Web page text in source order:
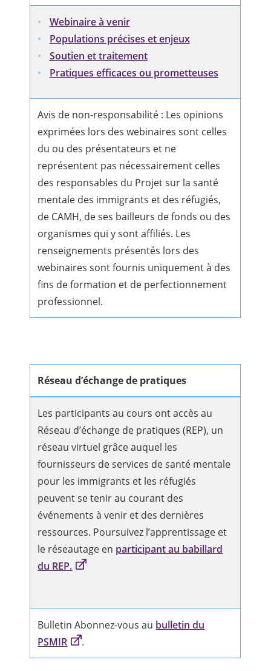
Webinaire à venir
Populations précises et enjeux
Soutien et traitement
Pratiques efficaces ou prometteuses
Avis de non-responsabilité : Les opinions
exprimées lors des webinaires sont celles
du ou des présentateurs et ne
représentent pas nécessairement celles
des responsables du Projet sur la santé
mentale des immigrants et des réfugiés,
de CAMH, de ses bailleurs de fonds ou des
organismes qui y sont affiliés. Les
renseignements présentés lors des
webinaires sont fournis uniquement à des
fins de formation et de perfectionnement
professionnel.
Réseau d’échange de pratiques
Les participants au cours ont accès au
Réseau d’échange de pratiques (REP), un
réseau virtuel grâce auquel les
fournisseurs de services de santé mentale
pour les immigrants et les réfugiés
peuvent se tenir au courant des
événements à venir et des dernières
ressources. Poursuivez l’apprentissage et
le réseautage en participant au babillard
du REP.
Bulletin Abonnez-vous au bulletin du
PSMIR
.